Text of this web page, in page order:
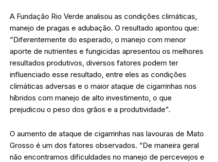
A Fundação Rio Verde analisou as condições climáticas,
manejo de pragas e adubação. O resultado apontou que:
“Diferentemente do esperado, o manejo com menor
aporte de nutrientes e fungicidas apresentou os melhores
resultados produtivos, diversos fatores podem ter
influenciado esse resultado, entre eles as condições
climáticas adversas e o maior ataque de cigarrinhas nos
híbridos com manejo de alto investimento, o que
prejudicou o peso dos grãos e a produtividade”.
O aumento de ataque de cigarrinhas nas lavouras de Mato
Grosso é um dos fatores observados. “De maneira geral
não encontramos dificuldades no manejo de percevejos e